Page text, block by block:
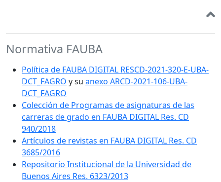
Normativa FAUBA
Política de FAUBA DIGITAL RESCD-2021-320-E-UBA-
DCT_FAGRO y su anexo ARCD-2021-106-UBA-
DCT_FAGRO
Colección de Programas de asignaturas de las
carreras de grado en FAUBA DIGITAL Res. CD
940/2018
Artículos de revistas en FAUBA DIGITAL Res. CD
3685/2016
Repositorio Institucional de la Universidad de
Buenos Aires Res. 6323/2013